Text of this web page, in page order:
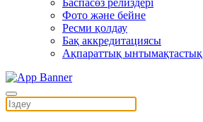
Баспасөз релиздері
Фото және бейне
Ресми қолдау
Бақ аккредитациясы
Ақпараттық ынтымақтастық